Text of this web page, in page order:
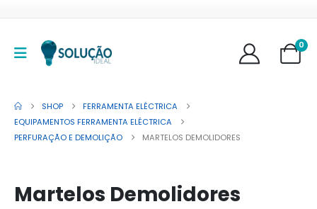
0
SHOP
FERRAMENTA ELÉCTRICA
EQUIPAMENTOS FERRAMENTA ELÉCTRICA
PERFURAÇÃO E DEMOLIÇÃO
MARTELOS DEMOLIDORES
Martelos Demolidores